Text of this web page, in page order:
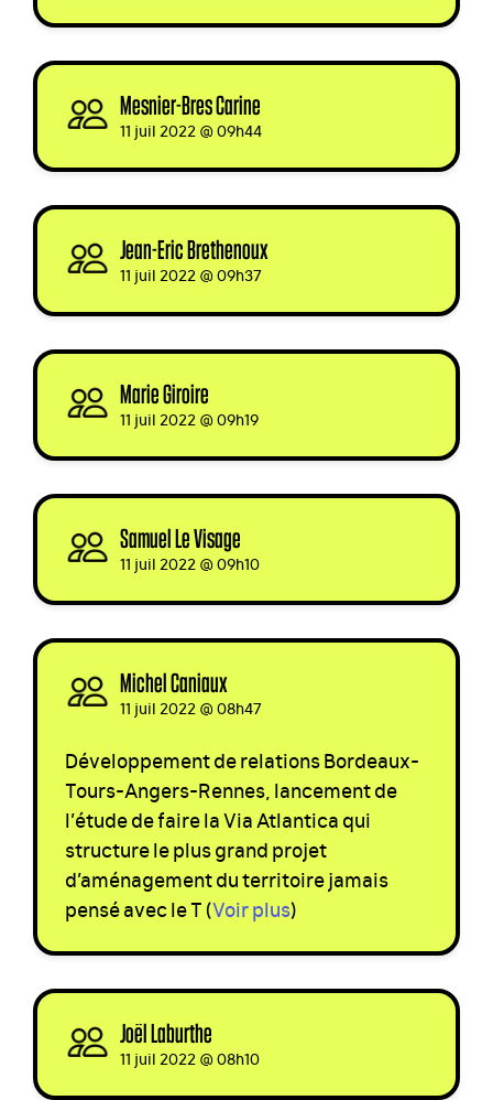
Mesnier-Bres Carine
11 juil 2022 @ 09h44
Jean-Eric Brethenoux
11 juil 2022 @ 09h37
Marie Giroire
11 juil 2022 @ 09h19
Samuel Le Visage
11 juil 2022 @ 09h10
Michel Caniaux
11 juil 2022 @ 08h47
Développement de relations Bordeaux-
Tours-Angers-Rennes, lancement de
l’étude de faire la Via Atlantica qui
structure le plus grand projet
d’aménagement du territoire jamais
pensé avec le T(Voir plus)
Joël Laburthe
11 juil 2022 @ 08h10